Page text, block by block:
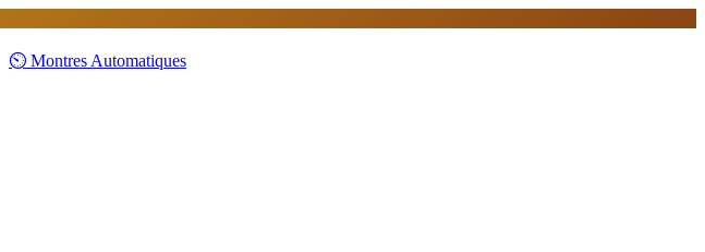
⏲️ Montres Automatiques